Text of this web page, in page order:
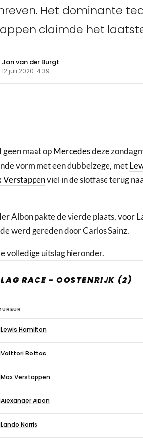
Het dominante
claimde het
Jan van der Burgt
12 juli 2020 14:39
geen maat opMercedesdeze
vorm met een dubbelzege, met
Verstappenviel in de slotfase terug
Albon pakte de vierde plaats, voor
werd gereden door Carlos Sainz.
volledige uitslag hieronder.
RACE - OOSTENRIJK (2)
Lewis Hamilton
Valtteri Bottas
Max Verstappen
Alexander Albon
Lando Norris